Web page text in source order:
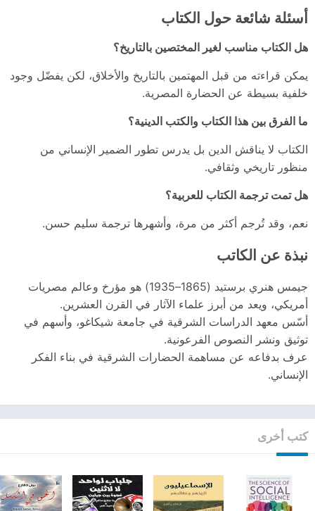
أسئلة شائعة حول الكتاب
هل الكتاب مناسب لغير المختصين بالتاريخ؟
يمكن قراءته من قبل المهتمين بالتاريخ والأخلاق، لكن يفضّل وجود
خلفية بسيطة عن الحضارة المصرية.
ما الفرق بين هذا الكتاب والكتب الدينية؟
الكتاب لا يناقش الدين بل يدرس تطور الضمير الإنساني من
منظور تاريخي وثقافي.
هل تمت ترجمة الكتاب للعربية؟
نعم، وقد تُرجم أكثر من مرة، وأشهرها ترجمة سليم حسن.
نبذة عن الكاتب
جيمس هنري برستيد (1865–1935) هو مؤرخ وعالم مصريات
أمريكي، ويعد من أبرز علماء الآثار في القرن العشرين.
أسّس معهد الدراسات الشرقية في جامعة شيكاغو، وأسهم في
توثيق ونشر النصوص الفرعونية.
عرف بدفاعه عن مساهمة الحضارات الشرقية في بناء الفكر
الإنساني.
كتب أخرى